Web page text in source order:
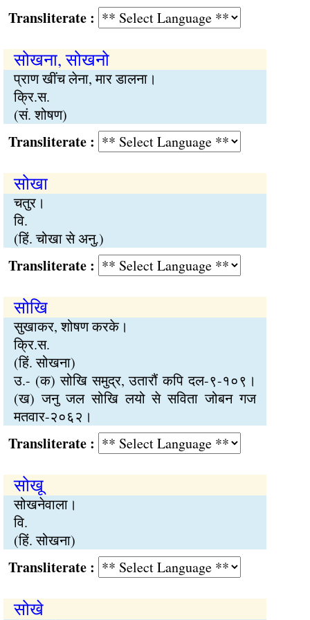
:
सोखना, सोखनो
प्राण खींच लेना, मार डालना।
क्रि.स.
(सं. शोषण)
:
सोखा
चतुर।
वि.
(हिं. चोखा से अनु.)
:
सोखि
सुखाकर, शोषण करके।
क्रि.स.
(हिं. सोखना)
उ.- (क) सोखि समुद्र, उतारौं कपि दल-९-१०९।
(ख) जनु जल सोखि लयो से सविता जोबन गज
मतवार-२०६२।
:
सोखू
सोखनेवाला।
वि.
(हिं. सोखना)
:
सोखे